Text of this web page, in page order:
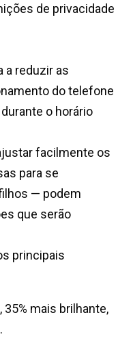
de privacidade
a reduzir as
do telefone
o horário
facilmente os
para se
— podem
que serão
principais
, 35% mais brilhante,
.